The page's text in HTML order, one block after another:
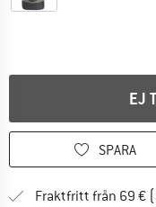
EJ
SPARA
Fraktfritt från 69 €